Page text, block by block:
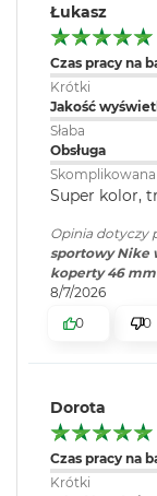
M
a
c
B
o
o
k
A
i
r
B
ł
ę
k
y
M
a
c
B
o
Łukasz
Czas pracy na
Krótki
Jakość
Słaba
Obsługa
Skomplikowana
Super kolor,
Opinia dotyczy
sportowy Nike
koperty 46
8/7/2026
0
0
Dorota
Czas pracy na
Krótki